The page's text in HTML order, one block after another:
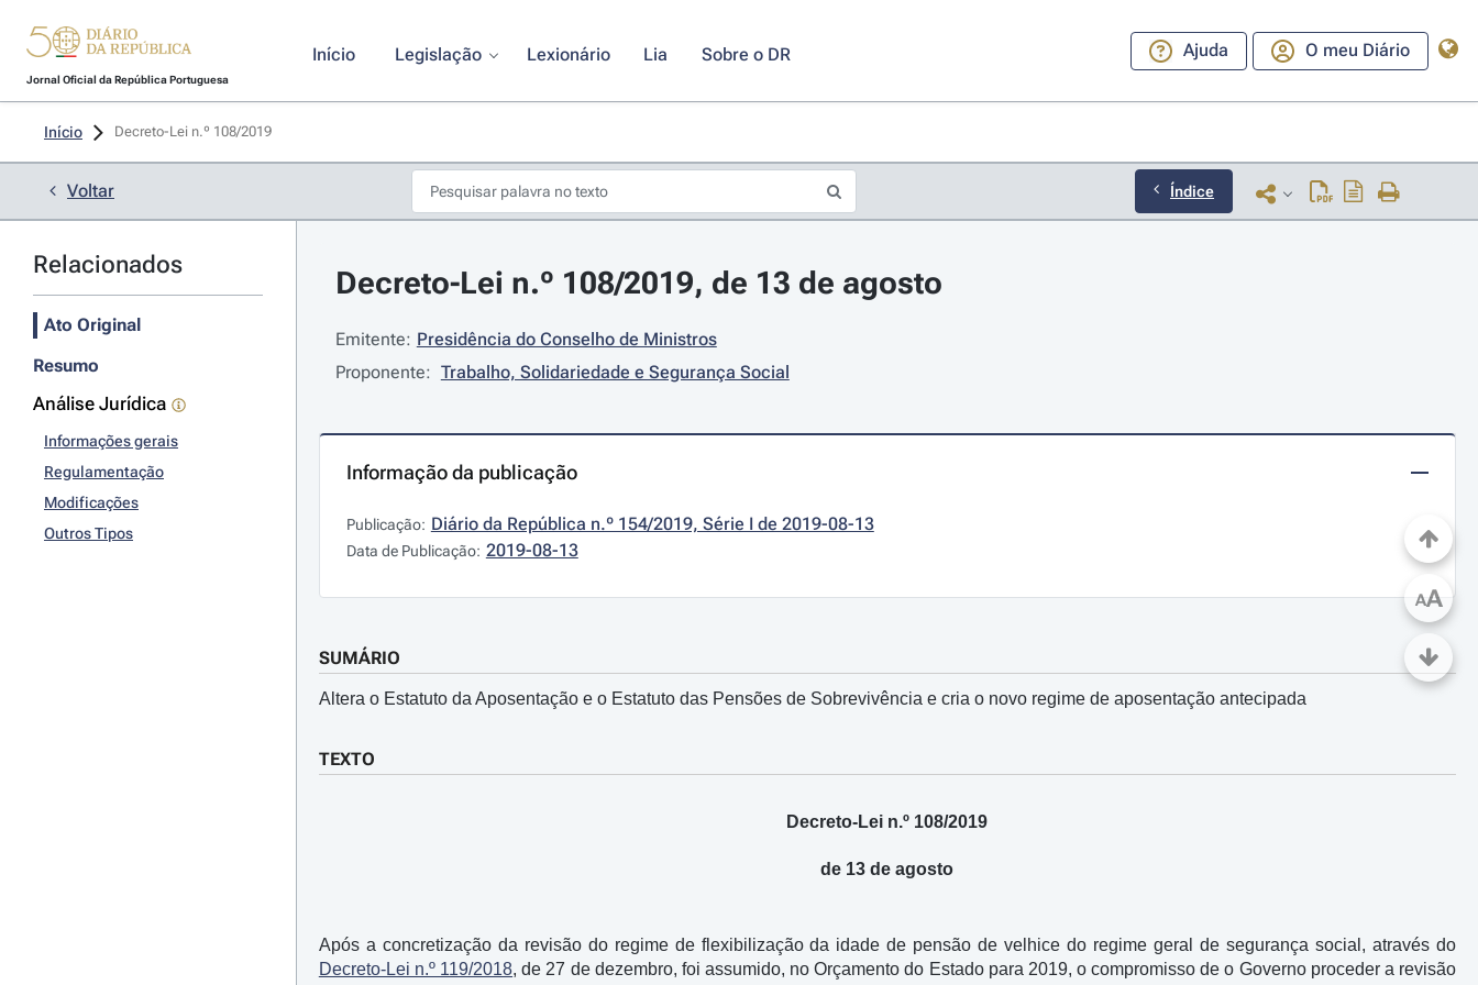
Jornal Oficial da República Portuguesa
Início Legislação Lexionário Lia Sobre o DR Ajuda O meu Diário
Início Decreto-Lei n.º 108/2019
Voltar Índice
Relacionados
Ato Original
Resumo
Análise Jurídica
Informações gerais
Regulamentação
Modificações
Outros Tipos
Decreto-Lei n.º 108/2019, de 13 de agosto
Emitente: Presidência do Conselho de Ministros
Proponente: Trabalho, Solidariedade e Segurança Social
Informação da publicação
Publicação: Diário da República n.º 154/2019, Série I de 2019-08-13
Data de Publicação: 2019-08-13
SUMÁRIO
Altera o Estatuto da Aposentação e o Estatuto das Pensões de Sobrevivência e cria o novo regime de aposentação antecipada
TEXTO
Decreto-Lei n.º 108/2019
de 13 de agosto
Após a concretização da revisão do regime de flexibilização da idade de pensão de velhice do regime geral de segurança social, através do
Decreto-Lei n.º 119/2018, de 27 de dezembro, foi assumido, no Orçamento do Estado para 2019, o compromisso de o Governo proceder a revisão
AA